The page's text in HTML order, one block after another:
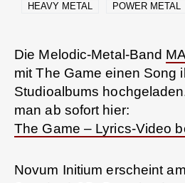
HEAVY METAL POWER METAL
Die Melodic-Metal-Band
mit The Game einen Song
Studioalbums
man ab sofort hier:
The Game – Lyrics-Video
Novum Initium erscheint